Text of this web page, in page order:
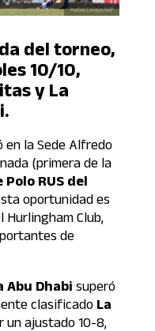
del torneo,
10/10,
y La
en la Sede Alfredo
(primera de la
Polo RUS del
oportunidad es
Club,
de
Dhabi superó
clasificado La
un ajustado 10-8,